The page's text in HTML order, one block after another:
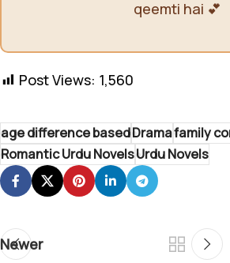
qeemti hai 💕
Post Views: 1,560
age difference basedDramafamily
Romantic Urdu NovelsUrdu Novels
Newer